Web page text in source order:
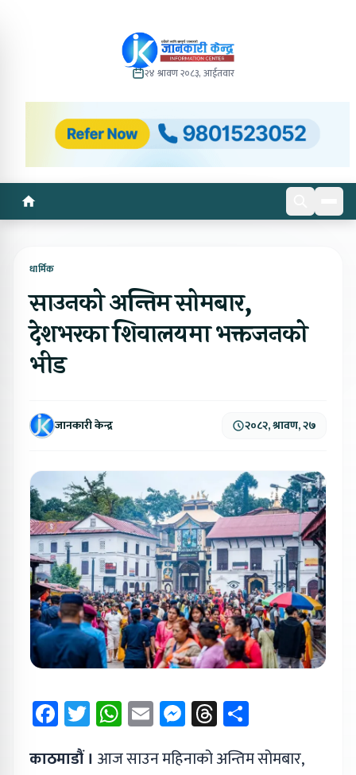
२४ श्रावण २०८३, आईतवार
धार्मिक
साउनको अन्तिम सोमबार,
देशभरका शिवालयमा भक्तजनको
भीड
जानकारी केन्द्र २०८२, श्रावण, २७
Facebook
Twitter
WhatsApp
EmailMessenger
Threads
काठमाडौं । आज साउन महिनाको अन्तिम सोमबार,